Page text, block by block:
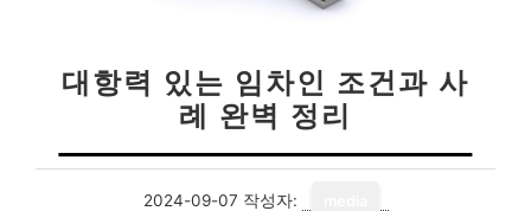
대항력 있는 임차인 조건과 사
례 완벽 정리
2024-09-07 작성자: